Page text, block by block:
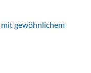
gewöhnlichem